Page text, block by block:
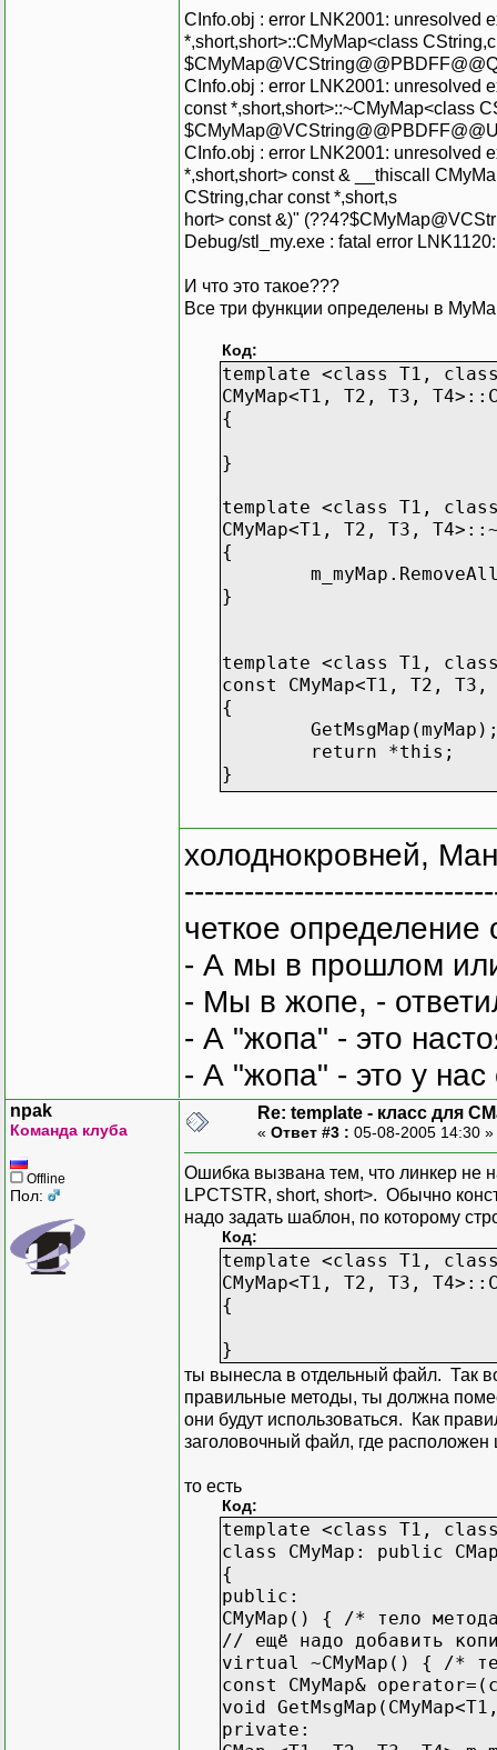
CInfo.obj : error LNK2001: unresolved
*,short,short>::CMyMap<class
CInfo.obj : error LNK2001: unresolved
const *,short,short>::~CMyMap<class
CInfo.obj : error LNK2001: unresolved
*,short,short> const & __thiscall
CString,char const *,short,s
hort> const &)"
Debug/stl_my.exe : fatal error
И что это такое???
Все три функции определены в
Код:
template <class T1,
CMyMap<T1, T2, T3,
{
}
template <class T1,
CMyMap<T1, T2, T3,
{
}
template <class T1,
const CMyMap<T1, T2,
{
return *this;
}
void CMyMap<T1, T2, T3,
{
while (pos)
T1
T3 nVal
}
}
холоднокровней,
четкое
- А мы в прошлом
- Мы в жопе, -
- А "жопа" - это
- А "жопа" - это у
npak
Команда клуба
Offline
Пол:
Re: template - класс для
« Ответ #3 : 05-08-2005 14:30 »
Ошибка вызвана тем, что линкер не
LPCTSTR, short, short>. Обычно
надо задать шаблон, по которому
Код:
template <class T1,
CMyMap<T1, T2, T3,
{
}
ты вынесла в отдельный файл. Так
правильные методы, ты должна
они будут использоваться. Как
заголовочный файл, где расположен
то есть
Код:
template <class T1,
class CMyMap: public
{
public:
CMyMap() { /* тело
// ещё надо добавить
virtual ~CMyMap() { /*
const CMyMap&
void
private: